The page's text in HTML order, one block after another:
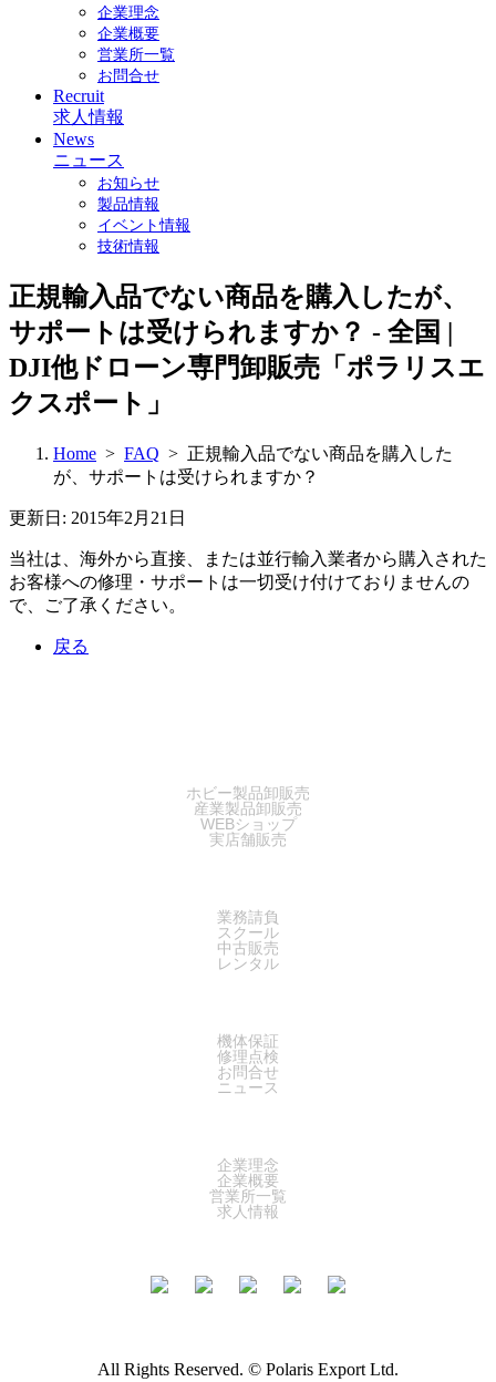
企業理念
企業概要
営業所一覧
お問合せ
Recruit
求人情報
News
ニュース
お知らせ
製品情報
イベント情報
技術情報
正規輸入品でない商品を購入したが、
サポートは受けられますか？ - 全国 |
DJI他ドローン専門卸販売「ポラリスエ
クスポート」
Home > FAQ > 正規輸入品でない商品を購入した
が、サポートは受けられますか？
更新日: 2015年2月21日
当社は、海外から直接、または並行輸入業者から購入された
お客様への修理・サポートは一切受け付けておりませんの
で、ご了承ください。
戻る
ホビー製品卸販売
産業製品卸販売
WEBショップ
実店舗販売
業務請負
スクール
中古販売
レンタル
機体保証
修理点検
お問合せ
ニュース
企業理念
企業概要
営業所一覧
求人情報
All Rights Reserved. © Polaris Export Ltd.